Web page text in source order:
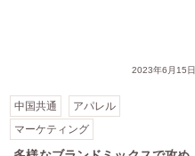
2023年6月15日
中国共通
アパレル
マーケティング